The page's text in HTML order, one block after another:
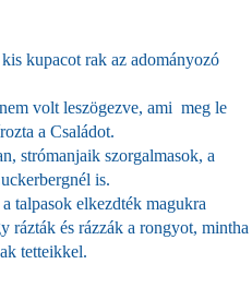
kupacot rak az adományozó
volt leszögezve, ami meg le
a Családot.
strómanjaik szorgalmasok, a
is.
talpasok elkezdték magukra
rázták és rázzák a rongyot, mintha
tetteikkel.